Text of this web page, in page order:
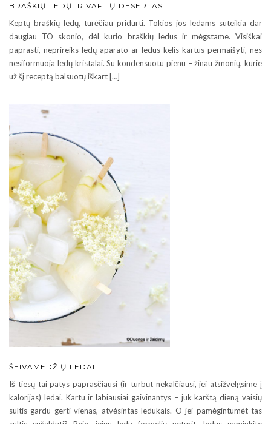
BRAŠKIŲ LEDŲ IR VAFLIŲ DESERTAS
Keptų braškių ledų, turėčiau pridurti. Tokios jos ledams suteikia dar
daugiau TO skonio, dėl kurio braškių ledus ir mėgstame. Visiškai
paprasti, neprireiks ledų aparato ar ledus kelis kartus permaišyti, nes
nesiformuoja ledų kristalai. Su kondensuotu pienu – žinau žmonių, kurie
už šį receptą balsuotų iškart […]
ŠEIVAMEDŽIŲ LEDAI
Iš tiesų tai patys paprasčiausi (ir turbūt nekalčiausi, jei atsižvelgsime į
kalorijas) ledai. Kartu ir labiausiai gaivinantys – juk karštą dieną vaisių
sultis gardu gerti vienas, atvėsintas ledukais. O jei pamėgintumėt tas